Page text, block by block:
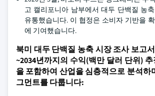
고 캘리포니아 남부에서 대두 단백질 농
유통했습니다. 이 협정은 소비자 기반을
에 기여했습니다.
북미 대두 단백질 농축 시장 조사 보고
~2034년까지의 수익(백만 달러 단위)
을 포함하여 산업을 심층적으로 분석하
그먼트를 다룹니다: